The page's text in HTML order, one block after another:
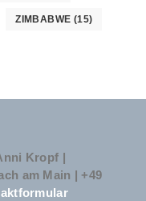
ZIMBABWE (15)
Kropf |
am Main | +49